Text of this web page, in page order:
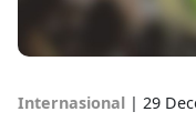
Internasional | 29